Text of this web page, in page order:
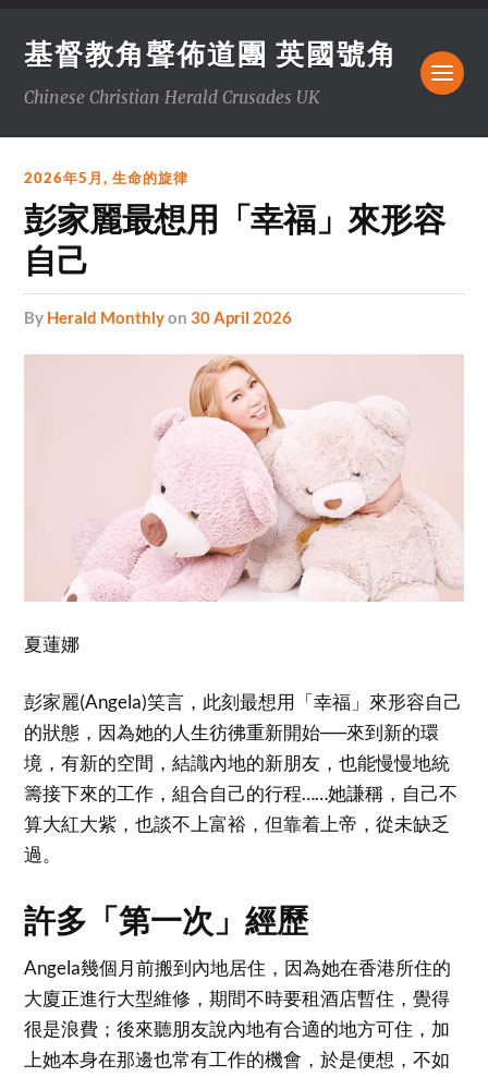
基督教角聲佈道團 英國號角
Chinese Christian Herald Crusades UK
2026年5月,生命的旋律
彭家麗最想用「幸福」來形容
自己
by Herald Monthlyon30 April 2026
夏蓮娜
彭家麗(Angela)笑言，此刻最想用「幸福」來形容自己
的狀態，因為她的人生彷彿重新開始──來到新的環
境，有新的空間，結識內地的新朋友，也能慢慢地統
籌接下來的工作，組合自己的行程……她謙稱，自己不
算大紅大紫，也談不上富裕，但靠着上帝，從未缺乏
過。
許多「第一次」經歷
Angela幾個月前搬到內地居住，因為她在香港所住的
大廈正進行大型維修，期間不時要租酒店暫住，覺得
很是浪費；後來聽朋友說內地有合適的地方可住，加
上她本身在那邊也常有工作的機會，於是便想，不如